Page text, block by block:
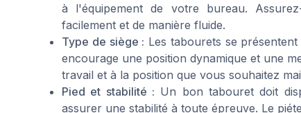
à l'équipement de votre bureau.
facilement et de manière fluide.
Type de siège : Les tabourets se
encourage une position dynamique et une
travail et à la position que vous souhaitez
Pied et stabilité : Un bon tabouret doit
assurer une stabilité à toute épreuve. Le